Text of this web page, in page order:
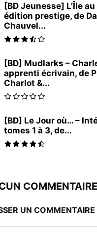
[BD Jeunesse] L’Île
édition prestige, de
Chauvel...
[BD] Mudlarks –
apprenti écrivain, de
Charlot &...
[BD] Le Jour où… –
tomes 1 à 3, de...
COMMENTAIRE
UN COMMENTAIRE